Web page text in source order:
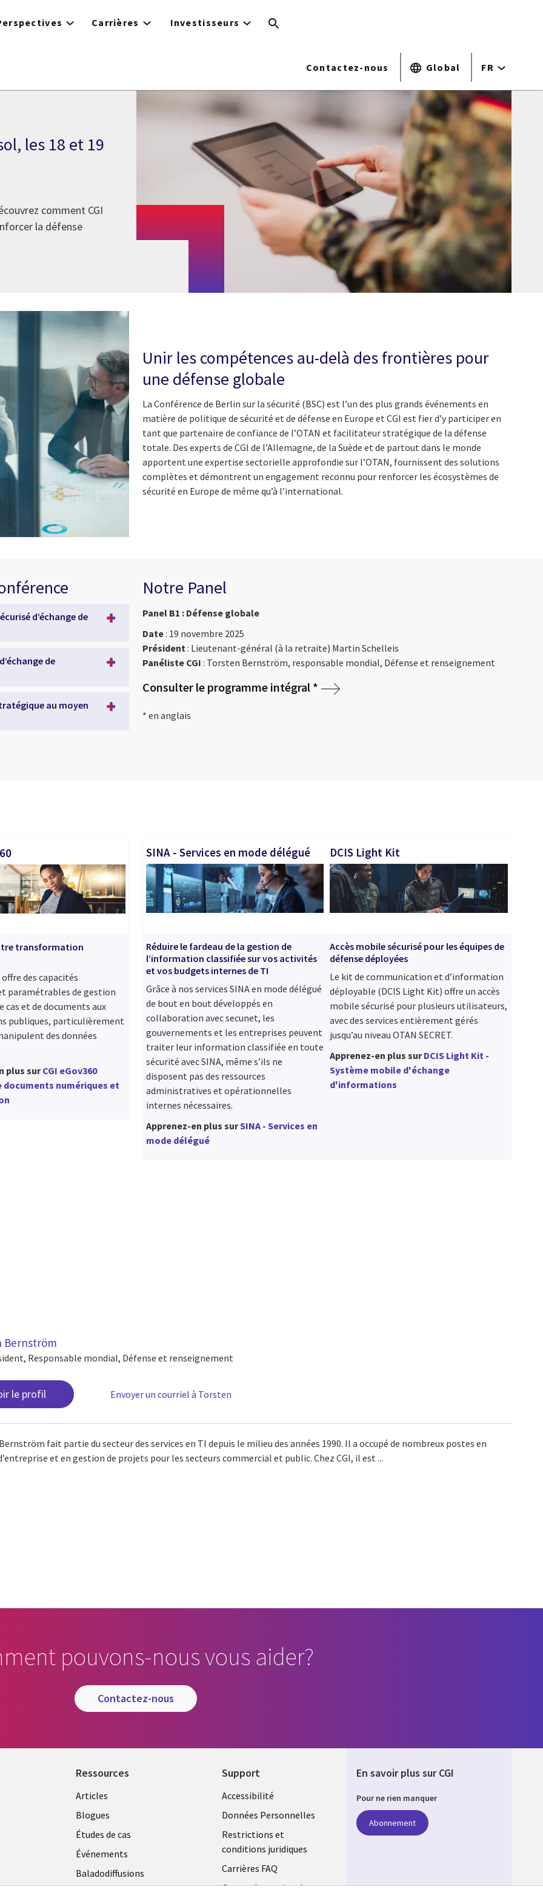
Carrières Investisseurs
Contactez-nous Global FR
la
les 18 et 19
comment CGI
la défense
Unir les compétences au-delà des frontières pour
une défense globale
La Conférence de Berlin sur la sécurité (BSC) est l’un des plus grands événements en
matière de politique de sécurité et de défense en Europe et CGI est fier d’y participer en
tant que partenaire de confiance de l’OTAN et facilitateur stratégique de la défense
totale. Des experts de CGI de l’Allemagne, de la Suède et de partout dans le monde
apportent une expertise sectorielle approfondie sur l’OTAN, fournissent des solutions
complètes et démontrent un engagement reconnu pour renforcer les écosystèmes de
sécurité en Europe de même qu’à l’international.
d’échange de
de
au moyen
Notre Panel
Panel B1 : Défense globale
Date: 19 novembre 2025
Président : Lieutenant-général (à la retraite) Martin Schelleis
Panéliste CGI : Torsten Bernström, responsable mondial, Défense et renseignement
Consulter le programme intégral *
* en anglais
transformation
offre des capacités
paramétrables de gestion
cas et de documents aux
publiques, particulièrement
des données
plus surCGI eGov360
documents numériques et
SINA - Services en mode délégué DCIS Light Kit
Réduire le fardeau de la gestion de
l’information classifiée sur vos activités
et vos budgets internes de TI
Grâce à nos services SINA en mode délégué
de bout en bout développés en
collaboration avec secunet, les
gouvernements et les entreprises peuvent
traiter leur information classifiée en toute
sécurité avec SINA, même s’ils ne
disposent pas des ressources
administratives et opérationnelles
internes nécessaires.
Apprenez-en plus surSINA - Services en
mode délégué
Accès mobile sécurisé pour les équipes de
défense déployées
Le kit de communication et d’information
déployable (DCIS Light Kit) offre un accès
mobile sécurisé pour plusieurs utilisateurs,
avec des services entièrement gérés
jusqu’au niveau OTAN SECRET.
Apprenez-en plus surDCIS Light Kit -
Système mobile d'échange
d'informations
on Print
Bernström
Responsable mondial, Défense et renseignement
le profil Envoyer un courriel à Torsten
fait partie du secteur des services en TI depuis le milieu des années 1990. Il a occupé de nombreux postes en
et en gestion de projets pour les secteurs commercial et public. Chez CGI, il est ...
pouvons-nous vous aider?
contactez-nous
Ressources
Articles
Blogues
Études de cas
Événements
Baladodiffusions
Support
Accessibilité
Données Personnelles
Restrictions et
conditions juridiques
Carrières FAQ
Centre de gestion des
En savoir plus sur CGI
Pour ne rien manquer
Abonnement